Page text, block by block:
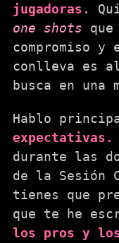
jugadoras .
one shots
compromiso
conlleva es
busca en una
Hablo
expectativas.
durante las
de la Sesión
tienes que
que te he
los pros y